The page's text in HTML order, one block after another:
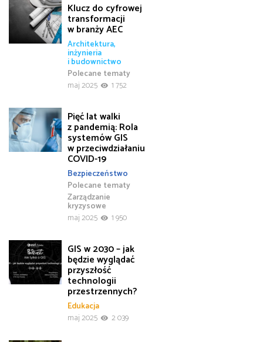
Klucz do cyfrowej
transformacji
w branży AEC
Architektura,
inżynieria
i budownictwo
Polecane tematy
maj 2025
1 752
Pięć lat walki
z pandemią: Rola
systemów GIS
w przeciwdziałaniu
COVID-19
Bezpieczeństwo
Polecane tematy
Zarządzanie
kryzysowe
maj 2025
1 950
GIS w 2030 – jak
będzie wyglądać
przyszłość
technologii
przestrzennych?
Edukacja
maj 2025
2 039